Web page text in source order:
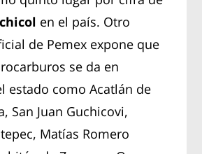
en el país. Otro
de Pemex expone que
se da en
estado como Acatlán de
San Juan Guchicovi,
Matías Romero